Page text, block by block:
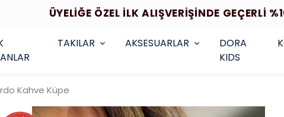
ÜYELİĞE ÖZEL İLK ALIŞVERİŞİNDE GEÇERLİ
TAKILAR AKSESUARLAR
DORA
KIDS
Kahve Küpe